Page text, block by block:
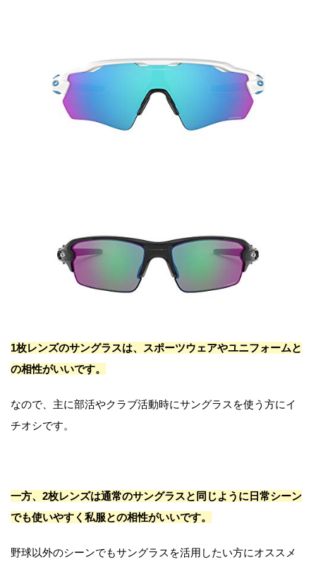
1枚レンズのサングラスは、スポーツウェアやユニフォームと
の相性がいいです。
なので、主に部活やクラブ活動時にサングラスを使う方にイ
チオシです。
一方、2枚レンズは通常のサングラスと同じように日常シーン
でも使いやすく私服との相性がいいです。
野球以外のシーンでもサングラスを活用したい方にオススメ